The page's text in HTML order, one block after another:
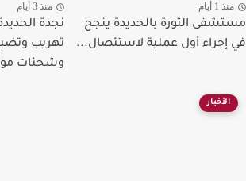
1 أيام
الثورة بالحديدة ينجح
أول عملية لاستئصال...
منذ 3 أيام
نجدة
تهريب وتضبط
وشحنات
الأخبار